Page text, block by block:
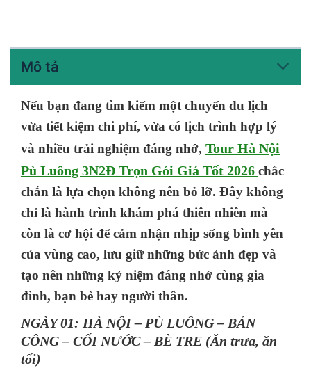
Mô tả
Nếu bạn đang tìm kiếm một chuyến du lịch
vừa tiết kiệm chi phí, vừa có lịch trình hợp lý
và nhiều trải nghiệm đáng nhớ, Tour Hà Nội
Pù Luông 3N2Đ Trọn Gói Giá Tốt 2026 chắc
chắn là lựa chọn không nên bỏ lỡ. Đây không
chỉ là hành trình khám phá thiên nhiên mà
còn là cơ hội để cảm nhận nhịp sống bình yên
của vùng cao, lưu giữ những bức ảnh đẹp và
tạo nên những kỷ niệm đáng nhớ cùng gia
đình, bạn bè hay người thân.
NGÀY 01: HÀ NỘI – PÙ LUÔNG – BẢN
CÔNG – CỐI NƯỚC – BÈ TRE (Ăn trưa, ăn
tối)